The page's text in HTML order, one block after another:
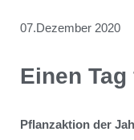
07.Dezember 2020
Einen
Pflanzaktion der